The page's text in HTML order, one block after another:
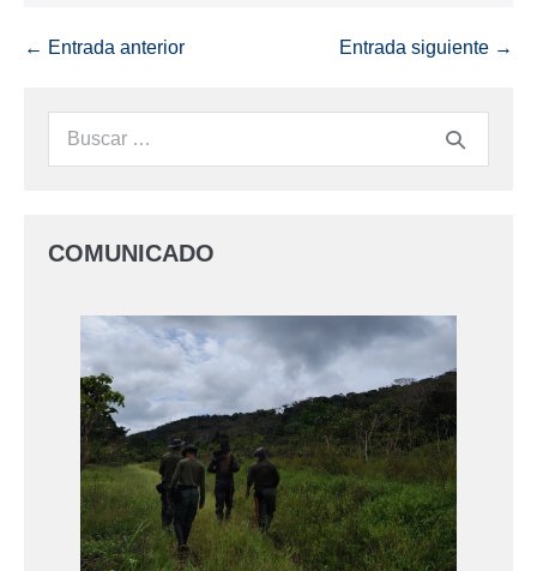
← Entrada anterior Entrada siguiente →
COMUNICADO